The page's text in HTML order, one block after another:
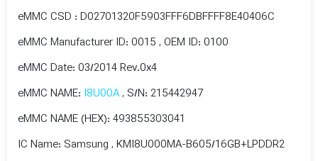
eMMC CSD : D02701320F5903FFF6DBFFFF8E40406C
eMMC Manufacturer ID: 0015 , OEM ID: 0100
eMMC Date: 03/2014 Rev.0x4
eMMC NAME: I8U00A, S/N: 215442947
eMMC NAME (HEX): 493855303041
IC Name: Samsung , KMI8U000MA-B605/16GB+LPDDR2